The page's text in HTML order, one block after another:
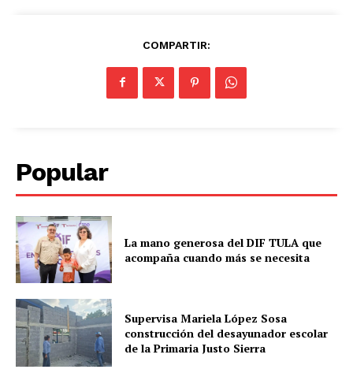
COMPARTIR:
Popular
La mano generosa del DIF TULA que
acompaña cuando más se necesita
Supervisa Mariela López Sosa
construcción del desayunador escolar
de la Primaria Justo Sierra